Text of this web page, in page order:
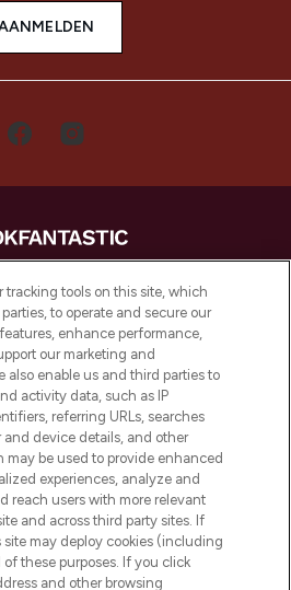
is de ultieme online
van Europa, met de
haarproducten en
dan 200 topmerken.
via de app, met gratis
vanaf €40.
toestemming
or Share My Personal
Information
INFORMATIE
tracking tools on this site, which
to operate and secure our
enhance performance,
our marketing and
also enable us and third parties to
activity data, such as IP
referring URLs, searches
and device details, and other
be used to provide enhanced
experiences, analyze and
reach users with more relevant
and across third party sites. If
site may deploy cookies (including
these purposes. If you click
and other browsing